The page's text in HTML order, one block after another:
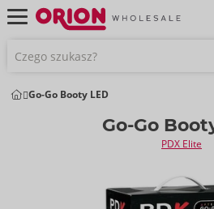
Go-Go Booty LED
Go-Go
PDX Elite